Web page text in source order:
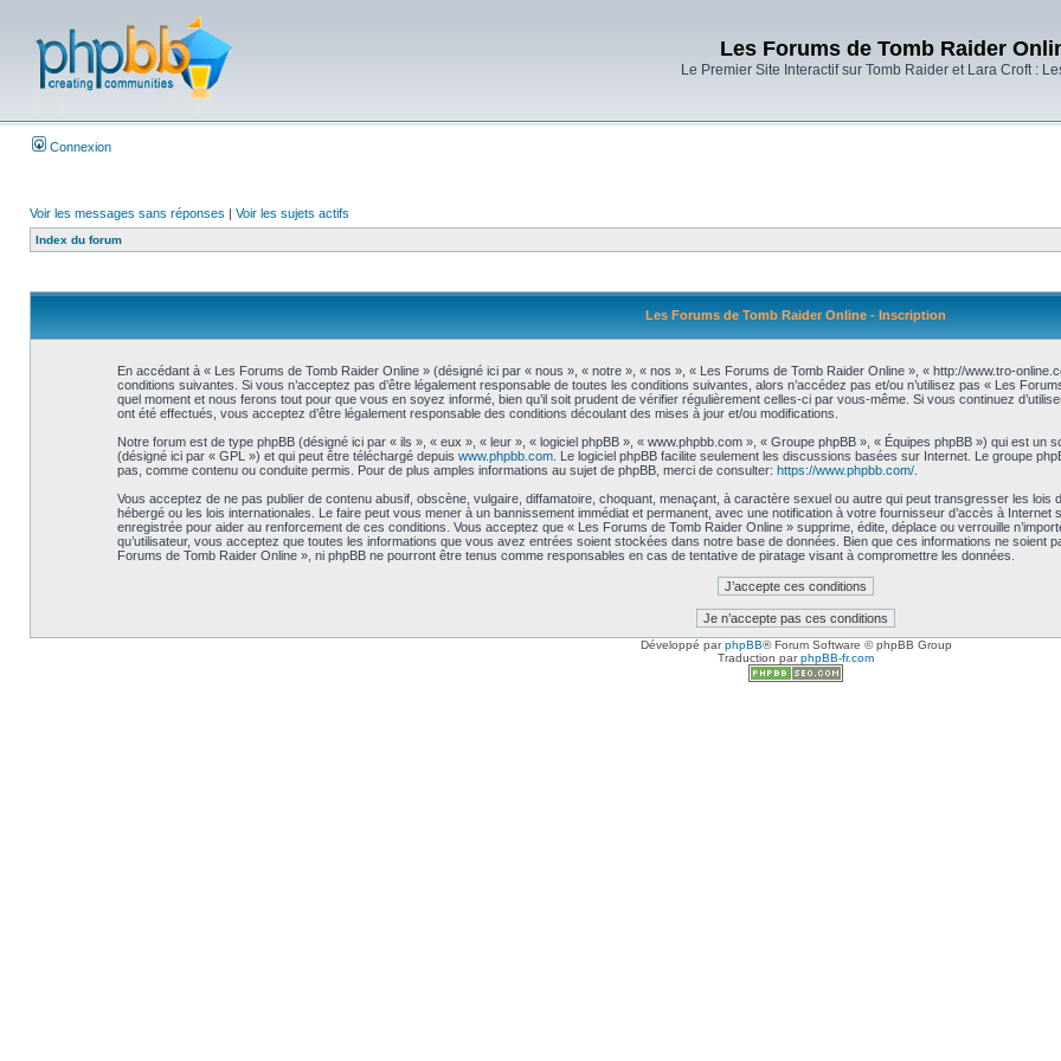
Les Forums de Tomb Raider
Le Premier Site Interactif sur Tomb Raider et Lara Croft :
Connexion
Voir les messages sans réponses | Voir les sujets actifs
Index du forum
Les Forums de Tomb Raider Online - Inscription
En accédant à « Les Forums de Tomb Raider Online » (désigné ici par « nous », « notre », « nos », « Les Forums de Tomb Raider Online », « http://www.tro-
conditions suivantes. Si vous n’acceptez pas d’être légalement responsable de toutes les conditions suivantes, alors n’accédez pas et/ou n’utilisez pas « Les
quel moment et nous ferons tout pour que vous en soyez informé, bien qu’il soit prudent de vérifier régulièrement celles-ci par vous-même. Si vous continuez
ont été effectués, vous acceptez d’être légalement responsable des conditions découlant des mises à jour et/ou modifications.
Notre forum est de type phpBB (désigné ici par « ils », « eux », « leur », « logiciel phpBB », « www.phpbb.com », « Groupe phpBB », « Équipes phpBB ») qui est un
(désigné ici par « GPL ») et qui peut être téléchargé depuis www.phpbb.com. Le logiciel phpBB facilite seulement les discussions basées sur Internet. Le groupe
pas, comme contenu ou conduite permis. Pour de plus amples informations au sujet de phpBB, merci de consulter: https://www.phpbb.com/.
Vous acceptez de ne pas publier de contenu abusif, obscène, vulgaire, diffamatoire, choquant, menaçant, à caractère sexuel ou autre qui peut transgresser les
hébergé ou les lois internationales. Le faire peut vous mener à un bannissement immédiat et permanent, avec une notification à votre fournisseur d’accès à
enregistrée pour aider au renforcement de ces conditions. Vous acceptez que « Les Forums de Tomb Raider Online » supprime, édite, déplace ou verrouille
qu’utilisateur, vous acceptez que toutes les informations que vous avez entrées soient stockées dans notre base de données. Bien que ces informations ne soient
Forums de Tomb Raider Online », ni phpBB ne pourront être tenus comme responsables en cas de tentative de piratage visant à compromettre les données.
Développé parphpBB® Forum Software © phpBB Group
Traduction parphpBB-fr.com